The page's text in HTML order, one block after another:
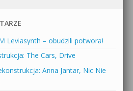
Leviasynth – obudzili potwora!
The Cars, Drive
Anna Jantar, Nic Nie